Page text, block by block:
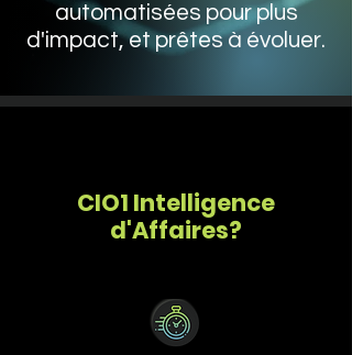
automatisées pour plus
d'impact, et prêtes à évoluer.
CIO1 Intelligence
d'Affaires?